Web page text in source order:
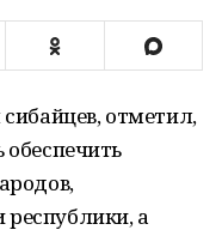
отметил,
а